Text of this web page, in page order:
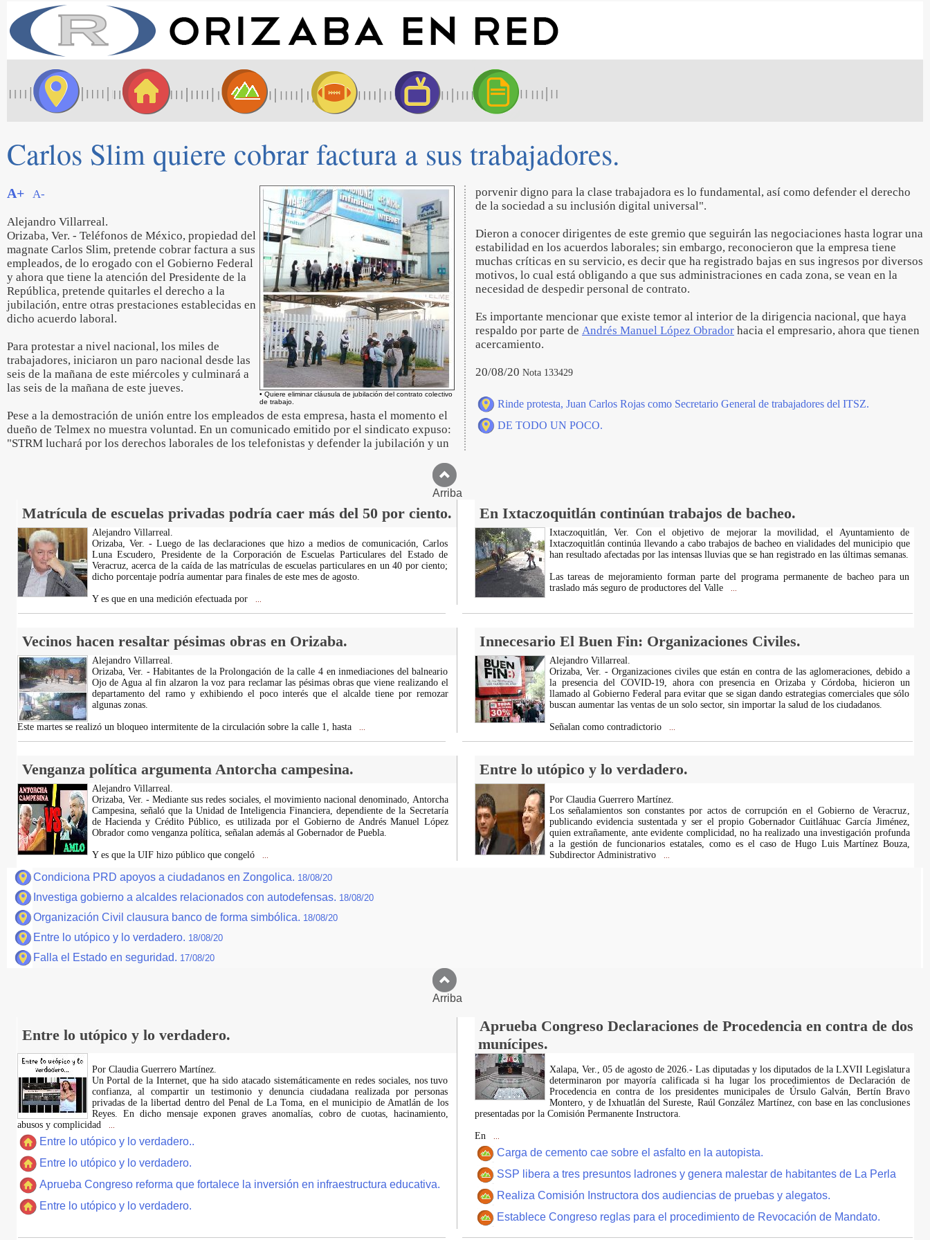
Carlos Slim quiere cobrar factura a sus trabajadores.
• Quiere eliminar cláusula de jubilación del contrato colectivo
de trabajo.
A+ A-
Alejandro Villarreal.
Orizaba, Ver. - Teléfonos de México, propiedad del
magnate Carlos Slim, pretende cobrar factura a sus
empleados, de lo erogado con el Gobierno Federal
y ahora que tiene la atención del Presidente de la
República, pretende quitarles el derecho a la
jubilación, entre otras prestaciones establecidas en
dicho acuerdo laboral.
Para protestar a nivel nacional, los miles de
trabajadores, iniciaron un paro nacional desde las
seis de la mañana de este miércoles y culminará a
las seis de la mañana de este jueves.
Pese a la demostración de unión entre los empleados de esta empresa, hasta el momento el
dueño de Telmex no muestra voluntad. En un comunicado emitido por el sindicato expuso:
"STRM luchará por los derechos laborales de los telefonistas y defender la jubilación y un
porvenir digno para la clase trabajadora es lo fundamental, así como defender el derecho
de la sociedad a su inclusión digital universal".
Dieron a conocer dirigentes de este gremio que seguirán las negociaciones hasta lograr una
estabilidad en los acuerdos laborales; sin embargo, reconocieron que la empresa tiene
muchas críticas en su servicio, es decir que ha registrado bajas en sus ingresos por diversos
motivos, lo cual está obligando a que sus administraciones en cada zona, se vean en la
necesidad de despedir personal de contrato.
Es importante mencionar que existe temor al interior de la dirigencia nacional, que haya
respaldo por parte de Andrés Manuel López Obrador hacia el empresario, ahora que tienen
acercamiento.
20/08/20 Nota 133429
Rinde protesta, Juan Carlos Rojas como Secretario General de trabajadores del ITSZ.
DE TODO UN POCO.
Arriba
Matrícula de escuelas privadas podría caer más del 50 por ciento. En Ixtaczoquitlán continúan trabajos de bacheo.
Alejandro Villarreal.
Orizaba, Ver. - Luego de las declaraciones que hizo a medios de comunicación, Carlos
Luna Escudero, Presidente de la Corporación de Escuelas Particulares del Estado de
Veracruz, acerca de la caída de las matrículas de escuelas particulares en un 40 por ciento;
dicho porcentaje podría aumentar para finales de este mes de agosto.
Y es que en una medición efectuada por
Ixtaczoquitlán, Ver. Con el objetivo de mejorar la movilidad, el Ayuntamiento de
Ixtaczoquitlán continúa llevando a cabo trabajos de bacheo en vialidades del municipio que
han resultado afectadas por las intensas lluvias que se han registrado en las últimas semanas.
Las tareas de mejoramiento forman parte del programa permanente de bacheo para un
traslado más seguro de productores del Valle
Vecinos hacen resaltar pésimas obras en Orizaba. Innecesario El Buen Fin: Organizaciones Civiles.
Alejandro Villarreal.
Orizaba, Ver. - Habitantes de la Prolongación de la calle 4 en inmediaciones del balneario
Ojo de Agua al fin alzaron la voz para reclamar las pésimas obras que viene realizando el
departamento del ramo y exhibiendo el poco interés que el alcalde tiene por remozar
algunas zonas.
Este martes se realizó un bloqueo intermitente de la circulación sobre la calle 1, hasta
Alejandro Villarreal.
Orizaba, Ver. - Organizaciones civiles que están en contra de las aglomeraciones, debido a
la presencia del COVID-19, ahora con presencia en Orizaba y Córdoba, hicieron un
llamado al Gobierno Federal para evitar que se sigan dando estrategias comerciales que sólo
buscan aumentar las ventas de un solo sector, sin importar la salud de los ciudadanos.
Señalan como contradictorio
Venganza política argumenta Antorcha campesina. Entre lo utópico y lo verdadero.
Alejandro Villarreal.
Orizaba, Ver. - Mediante sus redes sociales, el movimiento nacional denominado, Antorcha
Campesina, señaló que la Unidad de Inteligencia Financiera, dependiente de la Secretaría
de Hacienda y Crédito Público, es utilizada por el Gobierno de Andrés Manuel López
Obrador como venganza política, señalan además al Gobernador de Puebla.
Y es que la UIF hizo público que congeló
Por Claudia Guerrero Martínez.
Los señalamientos son constantes por actos de corrupción en el Gobierno de Veracruz,
publicando evidencia sustentada y ser el propio Gobernador Cuitláhuac García Jiménez,
quien extrañamente, ante evidente complicidad, no ha realizado una investigación profunda
a la gestión de funcionarios estatales, como es el caso de Hugo Luis Martínez Bouza,
Subdirector Administrativo
Condiciona PRD apoyos a ciudadanos en Zongolica. 18/08/20
Investiga gobierno a alcaldes relacionados con autodefensas. 18/08/20
Organización Civil clausura banco de forma simbólica. 18/08/20
Entre lo utópico y lo verdadero. 18/08/20
Falla el Estado en seguridad. 17/08/20
Arriba
Entre lo utópico y lo verdadero.
Aprueba Congreso Declaraciones de Procedencia en contra de dos
munícipes.
Por Claudia Guerrero Martínez.
​Un Portal de la Internet, que ha sido atacado sistemáticamente en redes sociales, nos tuvo
confianza, al compartir un testimonio y denuncia ciudadana realizada por personas
privadas de la libertad dentro del Penal de La Toma, en el municipio de Amatlán de los
Reyes. En dicho mensaje exponen graves anomalías, cobro de cuotas, hacinamiento,
abusos y complicidad
Entre lo utópico y lo verdadero..
Entre lo utópico y lo verdadero.
Aprueba Congreso reforma que fortalece la inversión en infraestructura educativa.
Entre lo utópico y lo verdadero.
Xalapa, Ver., 05 de agosto de 2026.- Las diputadas y los diputados de la LXVII Legislatura
determinaron por mayoría calificada si ha lugar los procedimientos de Declaración de
Procedencia en contra de los presidentes municipales de Úrsulo Galván, Bertín Bravo
Montero, y de Ixhuatlán del Sureste, Raúl González Martínez, con base en las conclusiones
presentadas por la Comisión Permanente Instructora.
En
Carga de cemento cae sobre el asfalto en la autopista.
SSP libera a tres presuntos ladrones y genera malestar de habitantes de La Perla
Realiza Comisión Instructora dos audiencias de pruebas y alegatos.
Establece Congreso reglas para el procedimiento de Revocación de Mandato.